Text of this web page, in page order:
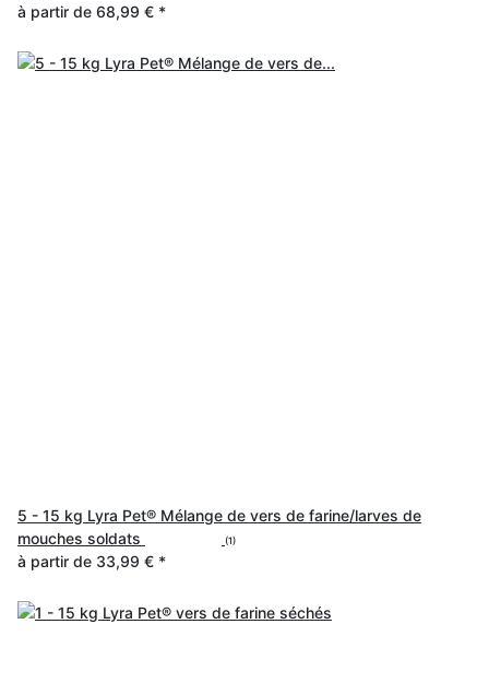
à partir de 68,99 € *
5 - 15 kg Lyra Pet® Mélange de vers de farine/larves de
mouches soldats
(1)
à partir de 33,99 € *